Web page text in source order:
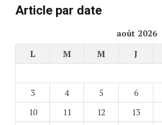
Article par date
août 2026
L
M M J
3
4 5 6
10
11 12 13